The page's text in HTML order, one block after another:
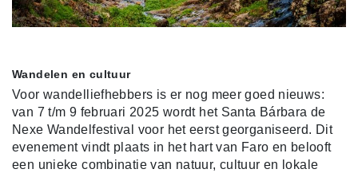
Wandelen en cultuur
Voor wandelliefhebbers is er nog meer goed nieuws:
van 7 t/m 9 februari 2025 wordt het Santa Bárbara de
Nexe Wandelfestival voor het eerst georganiseerd. Dit
evenement vindt plaats in het hart van Faro en belooft
een unieke combinatie van natuur, cultuur en lokale